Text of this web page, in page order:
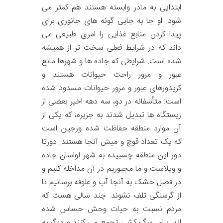
ابتدایی به مادر وابسته هستند هم کمتر می
شود. او جا به جایی گونه های جانوری برای
پیدا کردن منابع غذایی را امری طبیعی می
داند که در شرایط فعلی سخت تر از همیشه
شده است. شرایطی که جاده ها و شهرها مانع
عبور و مرور راحت حیوانات هستند و
کریدورهای عبور و مرور حیوانات مسدود شده
است: متأسفانه در دو، سه دهه اخیر بعضی از
زیستگاه ها تبدیل شدند به جزیره، که یکی از
آن موارد منطقه حفاظت شده ورجین است
که یک تعداد قوچ و میش آنجا هستند. دورتا
دور این منطقه چسبیده به شهر لواسان جاده
و ویلاست و ما مجبوریم در آن مداخله کنیم و
در فصل خشک به آنجا آب و علوفه برسانیم تا
از گرسنگی تلف نشوند. چند سالی هست که
مردم نسبت به حیات وحش حساس شده